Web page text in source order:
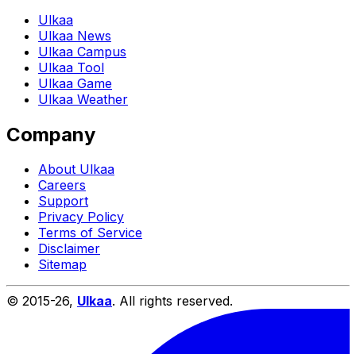
Ulkaa
Ulkaa News
Ulkaa Campus
Ulkaa Tool
Ulkaa Game
Ulkaa Weather
Company
About Ulkaa
Careers
Support
Privacy Policy
Terms of Service
Disclaimer
Sitemap
© 2015-26, Ulkaa. All rights reserved.